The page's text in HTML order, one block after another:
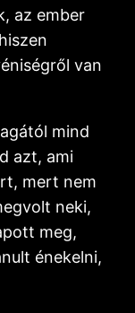
az ember
van
mind
azt, ami
mert nem
neki,
meg,
énekelni,